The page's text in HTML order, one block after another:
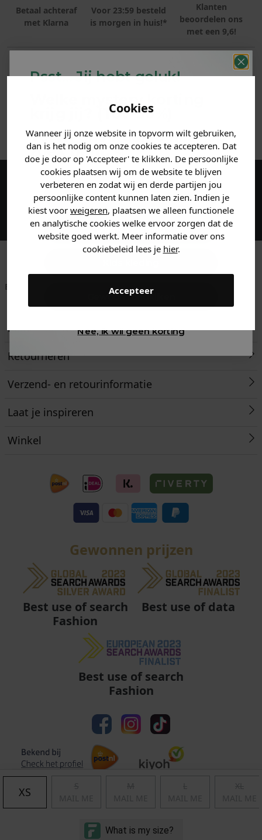
Cookies
Wanneer jij onze website in topvorm wilt gebruiken,
dan is het nodig om onze cookies te accepteren. Dat
doe je door op 'Accepteer' te klikken. De persoonlijke
cookies plaatsen wij om de website te blijven
verbeteren en zodat wij en derde partijen jou
persoonlijke content kunnen laten zien. Indien je
kiest voor weigeren, plaatsen we alleen functionele
en analytische cookies welke ervoor zorgen dat de
website goed werkt. Meer informatie over ons
cookiebeleid lees je hier.
Accepteer
XS
Betaal achteraf
met Klarna
Voor 23:59 besteld
is morgen in huis!*
Klanten
beoordelen ons
met een 9,6!
Maak een account aan en ontvang 5%
korting op je eerste bestelling!
Betaal achteraf met
Voor 23:59 besteld
is morgen in huis!*
Klantenservice
Retourneren
Verzend- en retourinformatie
Laat je inspireren
Winkel
Gewonnen prijzen
Best use of search
Fashion
Best use of data
Best use of search
Fashion
Algemene voorwaarden | Privacy
Psst... Jij hebt geluk!
Welke mystery
krijg jij? (Tot-30%
Vertel ons waar je naar op
zoek bent. 👇
Heren kleding
Dames kleding
Gewoon rondkijken
Nee, ik wil geen korting